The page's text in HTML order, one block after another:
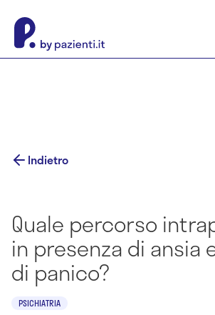
Indietro
Quale percorso
in presenza di ansia
di panico?
PSICHIATRIA